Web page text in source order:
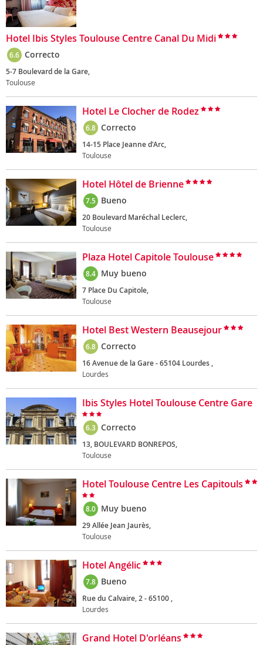
Hotel Ibis Styles Toulouse Centre Canal Du Midi
6.6 Correcto
5-7 Boulevard de la Gare,
Toulouse
Hotel Le Clocher de Rodez
6.8 Correcto
14-15 Place Jeanne d'Arc,
Toulouse
Hotel Hôtel de Brienne
7.5 Bueno
20 Boulevard Maréchal Leclerc,
Toulouse
Plaza Hotel Capitole Toulouse
8.4 Muy bueno
7 Place Du Capitole,
Toulouse
Hotel Best Western Beausejour
6.8 Correcto
16 Avenue de la Gare - 65104 Lourdes ,
Lourdes
Ibis Styles Hotel Toulouse Centre Gare
6.3 Correcto
13, BOULEVARD BONREPOS,
Toulouse
Hotel Toulouse Centre Les Capitouls
8.0 Muy bueno
29 Allée Jean Jaurès,
Toulouse
Hotel Angélic
7.8 Bueno
Rue du Calvaire, 2 - 65100 ,
Lourdes
Grand Hotel D'orléans